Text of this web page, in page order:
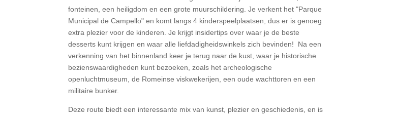
fonteinen, een heiligdom en een grote muurschildering.Je verkent het "Parque
Municipal de Campello" en komt langs 4 kinderspeelplaatsen, dus er is genoeg
extra plezier voor de kinderen.Je krijgt insidertips over waar je de beste
desserts kunt krijgen en waar alle liefdadigheidswinkels zich bevinden! Na een
verkenning van het binnenland keer je terug naar de kust, waar je historische
bezienswaardigheden kunt bezoeken, zoals het archeologische
openluchtmuseum, de Romeinse viskwekerijen, een oude wachttoren en een
militaire bunker.
Deze route biedt een interessante mix van kunst, plezier en geschiedenis, en is